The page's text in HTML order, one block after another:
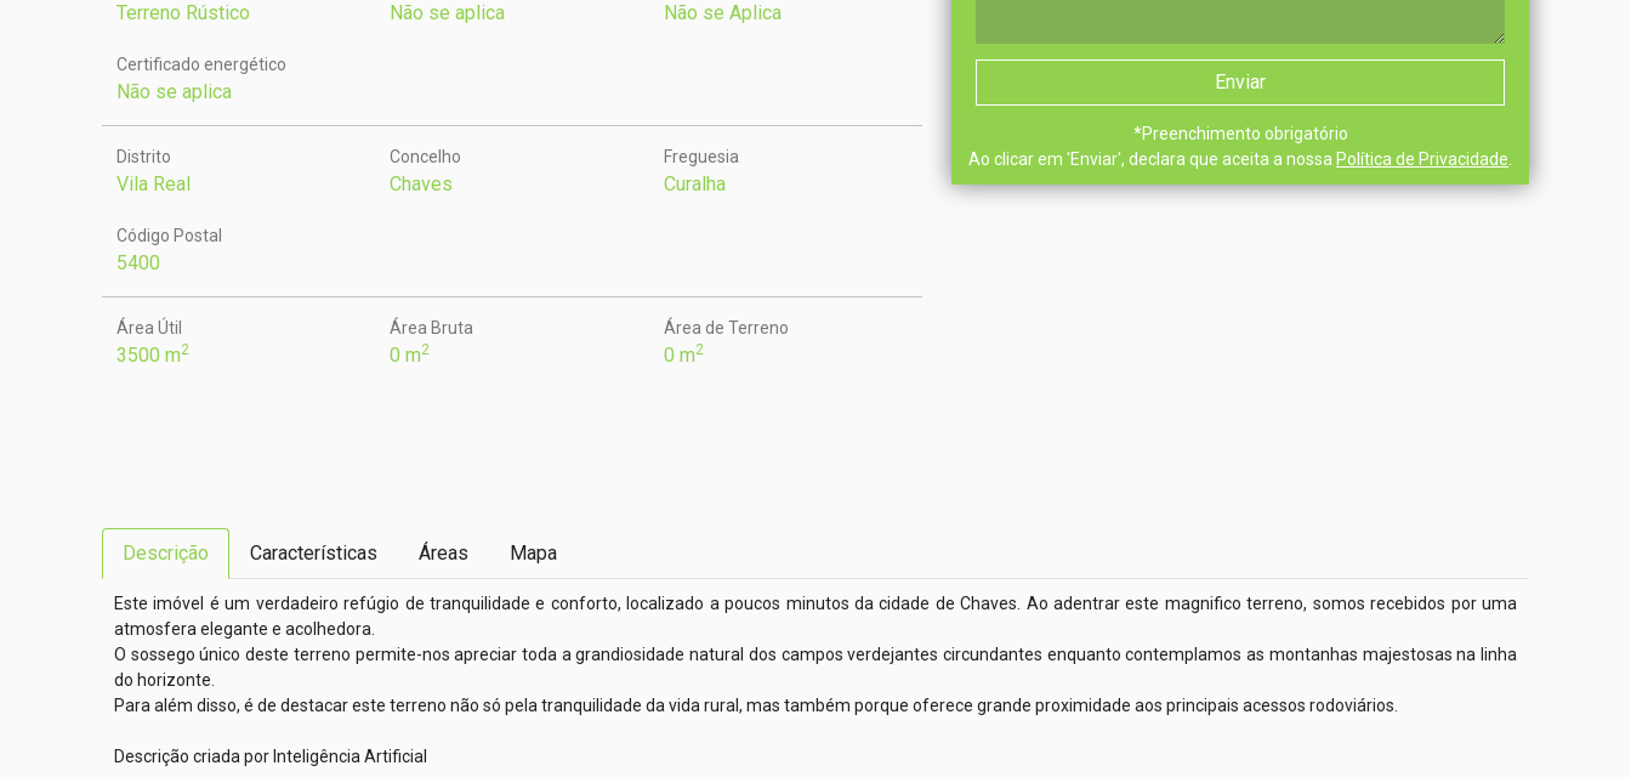
Terreno Rústico Não se aplica Não se Aplica
Certificado energético
Não se aplica
Distrito
Vila Real
Concelho
Chaves
Freguesia
Curalha
Código Postal
5400
Área Útil
3500 m2
Área Bruta
0 m2
Área de Terreno
0 m2
*Preenchimento obrigatório
Ao clicar em 'Enviar', declara que aceita a nossa Política de Privacidade
Descrição Características Áreas Mapa
Este imóvel é um verdadeiro refúgio de tranquilidade e conforto, localizado a poucos minutos da cidade de Chaves. Ao adentrar este magnifico terreno, somos recebidos por uma
atmosfera elegante e acolhedora.
O sossego único deste terreno permite-nos apreciar toda a grandiosidade natural dos campos verdejantes circundantes enquanto contemplamos as montanhas majestosas na linha
do horizonte.
Para além disso, é de destacar este terreno não só pela tranquilidade da vida rural, mas também porque oferece grande proximidade aos principais acessos rodoviários.
Descrição criada por Inteligência Artificial